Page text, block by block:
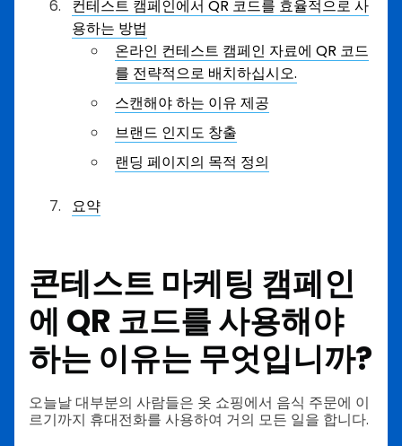
컨테스트 캠페인에서 QR 코드를 효율적으로 사
용하는 방법
온라인 컨테스트 캠페인 자료에 QR 코드
를 전략적으로 배치하십시오.
스캔해야 하는 이유 제공
브랜드 인지도 창출
랜딩 페이지의 목적 정의
요약
콘테스트 마케팅 캠페인
에 QR 코드를 사용해야
하는 이유는 무엇입니까?
오늘날 대부분의 사람들은 옷 쇼핑에서 음식 주문에 이
르기까지 휴대전화를 사용하여 거의 모든 일을 합니다.